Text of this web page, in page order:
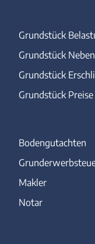
Grundstück
Grundstück
Grundstück
Grundstück Preise
Bodengutachten
Makler
Notar